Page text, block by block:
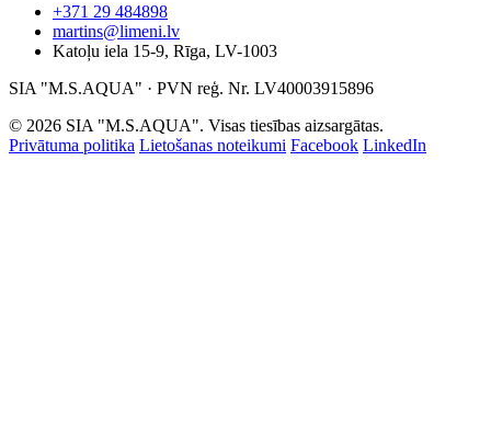
+371 29 484898
martins@limeni.lv
Katoļu iela 15-9, Rīga, LV-1003
SIA "M.S.AQUA" · PVN reģ. Nr. LV40003915896
© 2026 SIA "M.S.AQUA". Visas tiesības aizsargātas.
Privātuma politika Lietošanas noteikumi Facebook LinkedIn